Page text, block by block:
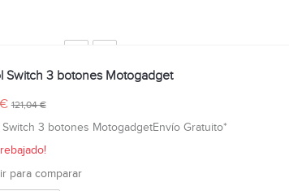
Switch 3 botones Motogadget
€121,04 €
3 botones MotogadgetEnvío Gratuito*
para comparar